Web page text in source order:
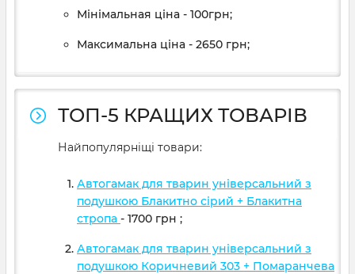
Мінімальная ціна - 100грн;
Максимальна ціна - 2650 грн;
ТОП-5 КРАЩИХ ТОВАРІВ
Найпопулярніщі товари:
Автогамак для тварин універсальний з
подушкою Блакитно сірий + Блакитна
стропа - 1700 грн ;
Автогамак для тварин універсальний з
подушкою Коричневий 303 + Помаранчева